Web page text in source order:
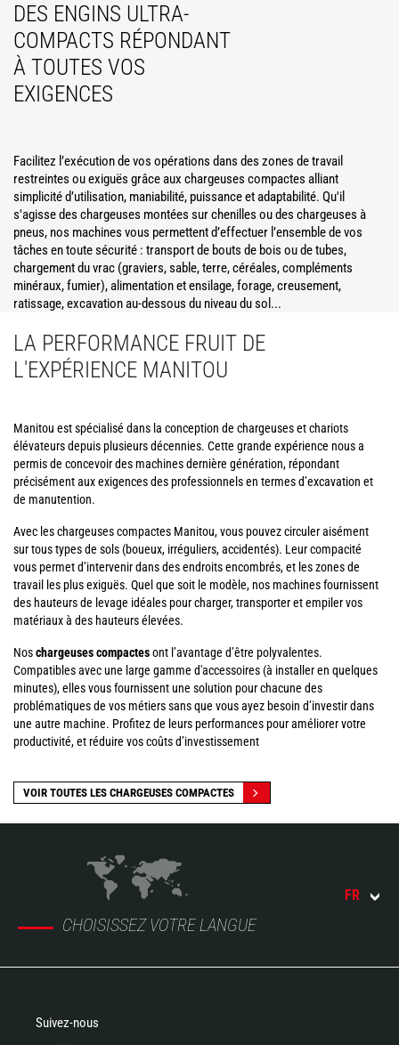
DES ENGINS ULTRA-
COMPACTS RÉPONDANT
À TOUTES VOS
EXIGENCES
Facilitez l’exécution de vos opérations dans des zones de travail
restreintes ou exiguës grâce aux chargeuses compactes alliant
simplicité d’utilisation, maniabilité, puissance et adaptabilité. Qu'il
s'agisse des chargeuses montées sur chenilles ou des chargeuses à
pneus, nos machines vous permettent d’effectuer l’ensemble de vos
tâches en toute sécurité : transport de bouts de bois ou de tubes,
chargement du vrac (graviers, sable, terre, céréales, compléments
minéraux, fumier), alimentation et ensilage, forage, creusement,
ratissage, excavation au-dessous du niveau du sol...
LA PERFORMANCE FRUIT DE
L'EXPÉRIENCE MANITOU
Manitou est spécialisé dans la conception de chargeuses et chariots
élévateurs depuis plusieurs décennies. Cette grande expérience nous a
permis de concevoir des machines dernière génération, répondant
précisément aux exigences des professionnels en termes d’excavation et
de manutention.
Avec les chargeuses compactes Manitou, vous pouvez circuler aisément
sur tous types de sols (boueux, irréguliers, accidentés). Leur compacité
vous permet d’intervenir dans des endroits encombrés, et les zones de
travail les plus exiguës. Quel que soit le modèle, nos machines fournissent
des hauteurs de levage idéales pour charger, transporter et empiler vos
matériaux à des hauteurs élevées.
Noschargeuses compactesont l’avantage d’être polyvalentes.
Compatibles avec une large gamme d'accessoires (à installer en quelques
minutes), elles vous fournissent une solution pour chacune des
problématiques de vos métiers sans que vous ayez besoin d’investir dans
une autre machine. Profitez de leurs performances pour améliorer votre
productivité, et réduire vos coûts d’investissement
VOIR TOUTES LES CHARGEUSES COMPACTES
CHOISISSEZ VOTRE LANGUE
FR
Suivez-nous